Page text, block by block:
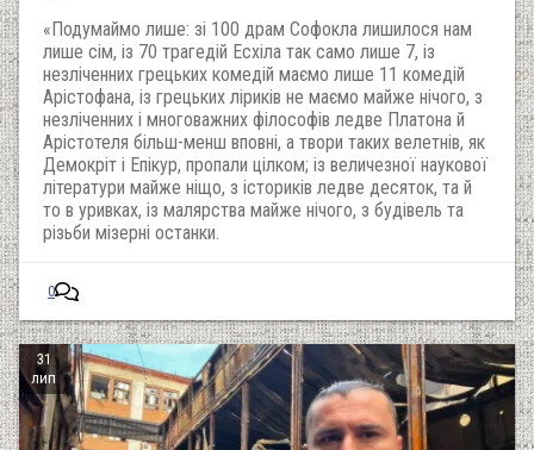
«Подумаймо лише: зі 100 драм Софокла лишилося нам
лише сім, із 70 трагедій Есхіла так само лише 7, із
незліченних грецьких комедій маємо лише 11 комедій
Арістофана, із грецьких ліриків не маємо майже нічого, з
незліченних і многоважних філософів ледве Платона й
Арістотеля більш-менш вповні, а твори таких велетнів, як
Демокріт і Епікур, пропали цілком; із величезної наукової
літератури майже ніщо, з істориків ледве десяток, та й
то в уривках, із малярства майже нічого, з будівель та
різьби мізерні останки.
0
31
лип